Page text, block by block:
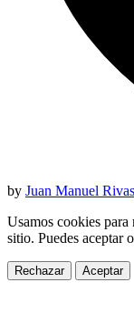
by Juan Manuel Rivas
Usamos cookies
sitio. Puedes aceptar
Rechazar Aceptar